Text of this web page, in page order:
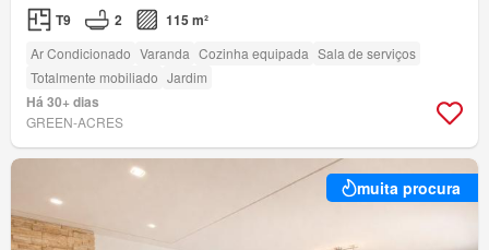
T9 2 115 m²
Ar Condicionado Varanda Cozinha equipada Sala de serviços
Totalmente mobiliado Jardim
Há 30+ dias
GREEN-ACRES
muita procura